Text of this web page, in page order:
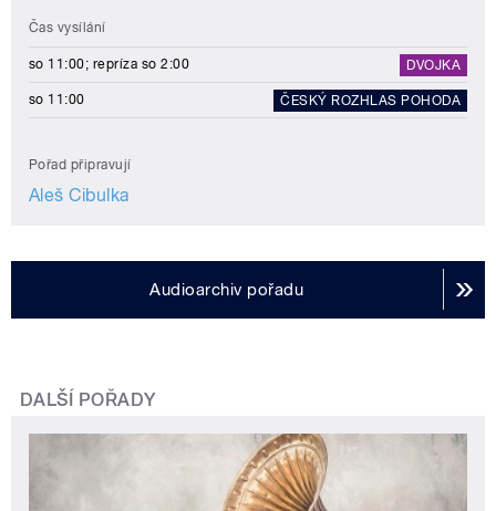
Čas vysílání
so 11:00; repríza so 2:00 DVOJKA
so 11:00 ČESKÝ ROZHLAS POHODA
Pořad připravují
Aleš Cibulka
Audioarchiv pořadu
DALŠÍ POŘADY